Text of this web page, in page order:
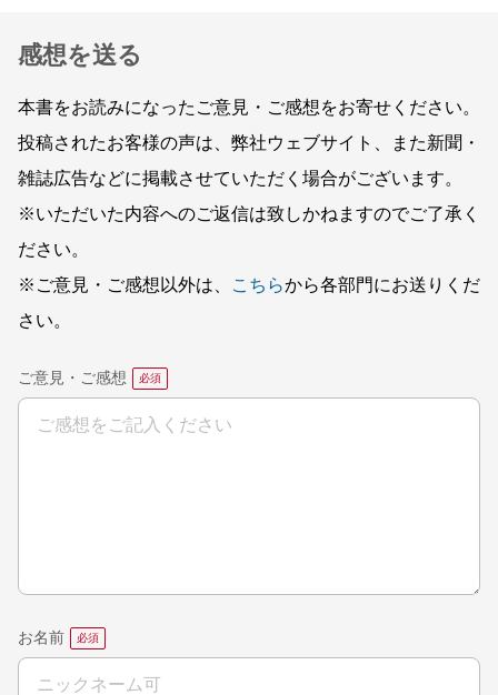
感想を送る
本書をお読みになったご意見・ご感想をお寄せください。
投稿されたお客様の声は、弊社ウェブサイト、また新聞・
雑誌広告などに掲載させていただく場合がございます。
※いただいた内容へのご返信は致しかねますのでご了承く
ださい。
※ご意見・ご感想以外は、
こちらから各部門にお送りくだ
さい。
ご意見・ご感想
お名前